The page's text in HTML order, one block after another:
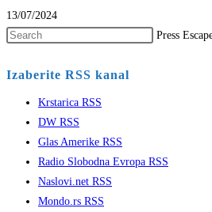
13/07/2024
Press
Izaberite RSS kanal
Krstarica RSS
DW RSS
Glas Amerike RSS
Radio Slobodna Evropa RSS
Naslovi.net RSS
Mondo.rs RSS